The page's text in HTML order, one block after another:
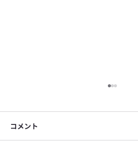
コメント